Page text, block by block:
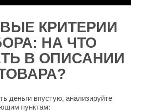
КРИТЕРИИ
НА ЧТО
В ОПИСАНИИ
деньги впустую, анализируйте
пунктам: